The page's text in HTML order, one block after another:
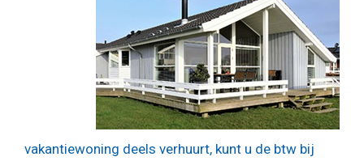
vakantiewoning deels verhuurt, kunt u de btw bij